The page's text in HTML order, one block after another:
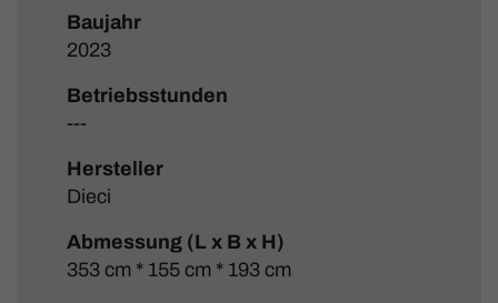
Baujahr
2023
Betriebsstunden
---
Hersteller
Dieci
Abmessung (L x B x H)
353 cm * 155 cm * 193 cm